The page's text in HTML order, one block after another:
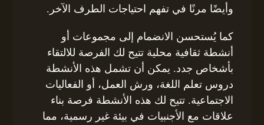
وأيضًا مرنًا في تفهم احتياجات الطرف الآخر.
كما يُستحسن الانضمام إلى مجموعات أو
أنشطة ثقافية محلية تتيح لك الفرصة للالتقاء
بأشخاص جدد. يمكن أن تشمل هذه الأنشطة
دروس تعلم اللغة، ورش العمل، أو الفعاليات
الاجتماعية. تتيح لك هذه الأنشطة فرصة بناء
علاقات مع الأجنبيات في بيئة غير رسمية، مما